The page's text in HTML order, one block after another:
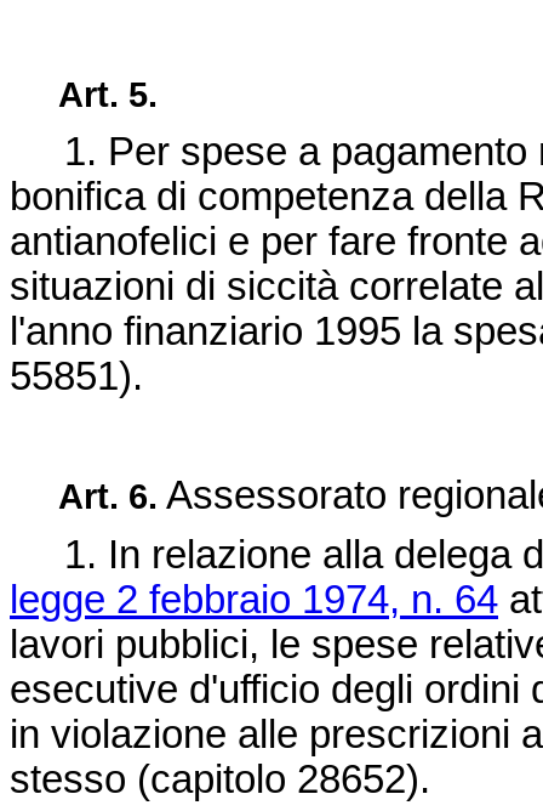
Art. 5.
1. Per spese a pagamento
bonifica di competenza della
antianofelici e per fare fronte
situazioni di siccità correlate
l'anno finanziario 1995 la
55851).
Art. 6. Assessorato
1. In relazione alla delega
legge 2 febbraio 1974, n. 64
lavori pubblici, le spese
esecutive d'ufficio degli ordini
in violazione alle prescrizioni
stesso (capitolo 28652).